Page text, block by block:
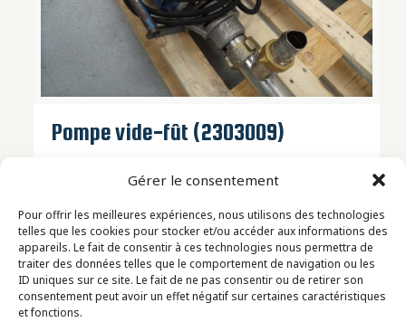
Gérer le consentement
Pour offrir les meilleures expériences, nous utilisons des technologies
telles que les cookies pour stocker et/ou accéder aux informations des
appareils. Le fait de consentir à ces technologies nous permettra de
traiter des données telles que le comportement de navigation ou les
ID uniques sur ce site. Le fait de ne pas consentir ou de retirer son
consentement peut avoir un effet négatif sur certaines caractéristiques
et fonctions.
Pompe vide-fût (2303009)